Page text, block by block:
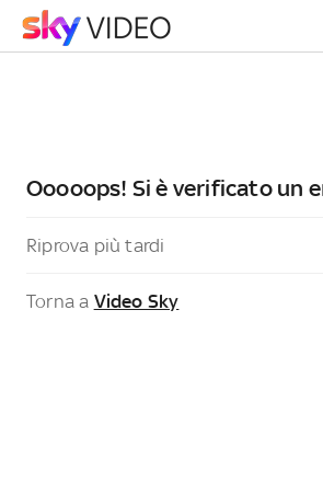
Ooooops! Si è verificato un
Riprova più tardi
Torna a Video Sky